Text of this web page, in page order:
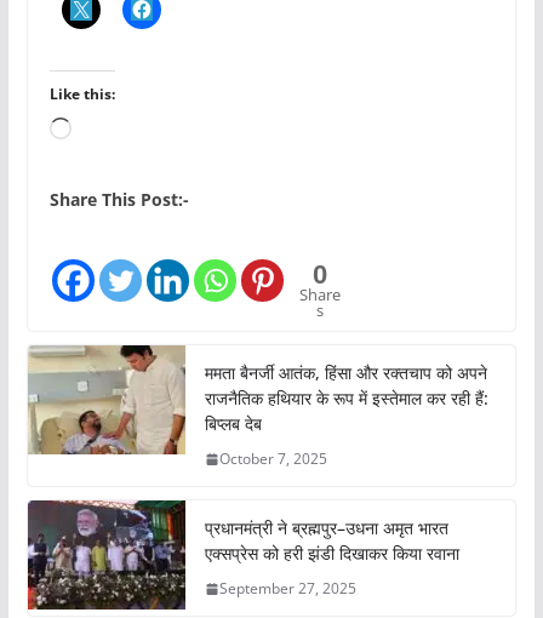
Like this:
L
a
n
…
Share This Post:-
0
Share
s
ममता बैनर्जी आतंक, हिंसा और रक्तचाप को अपने
राजनैतिक हथियार के रूप में इस्तेमाल कर रही हैं:
बिप्लब देब
October 7, 2025
प्रधानमंत्री ने ब्रह्मपुर–उधना अमृत भारत
एक्सप्रेस को हरी झंडी दिखाकर किया रवाना
September 27, 2025